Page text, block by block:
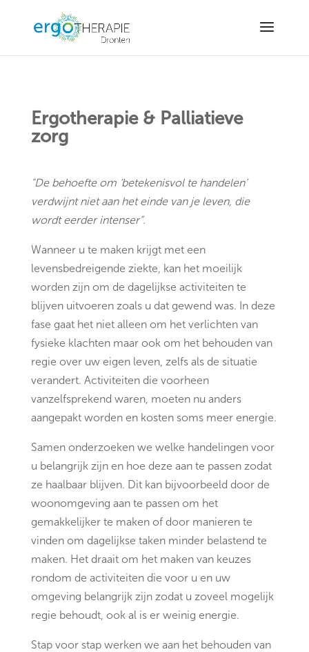
6Ld_mwArAAAAAMhLHEGYNE6b1f2M_elJTLCCNvn-
Ergotherapie & Palliatieve
zorg
"De behoefte om ‘betekenisvol te handelen’
verdwijnt niet aan het einde van je leven, die
wordt eerder intenser”.
Wanneer u te maken krijgt met een
levensbedreigende ziekte, kan het moeilijk
worden zijn om de dagelijkse activiteiten te
blijven uitvoeren zoals u dat gewend was. In deze
fase gaat het niet alleen om het verlichten van
fysieke klachten maar ook om het behouden van
regie over uw eigen leven, zelfs als de situatie
verandert. Activiteiten die voorheen
vanzelfsprekend waren, moeten nu anders
aangepakt worden en kosten soms meer energie.
Samen onderzoeken we welke handelingen voor
u belangrijk zijn en hoe deze aan te passen zodat
ze haalbaar blijven. Dit kan bijvoorbeeld door de
woonomgeving aan te passen om het
gemakkelijker te maken of door manieren te
vinden om dagelijkse taken minder belastend te
maken. Het draait om het maken van keuzes
rondom de activiteiten die voor u en uw
omgeving belangrijk zijn zodat u zoveel mogelijk
regie behoudt, ook al is er weinig energie.
Stap voor stap werken we aan het behouden van